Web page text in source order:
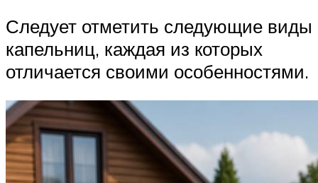
Следует отметить следующие виды
капельниц, каждая из которых
отличается своими особенностями.